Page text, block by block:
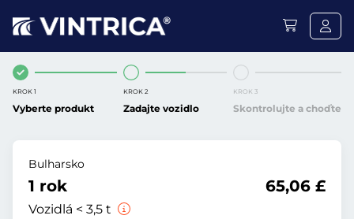
KROK 1
Vyberte produkt
KROK 2
Zadajte vozidlo
KROK 3
Skontrolujte a choďte
Bulharsko
1 rok
Vozidlá < 3,5 t
65,06 £